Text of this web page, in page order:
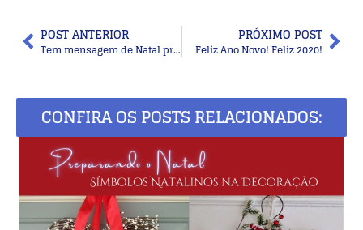
POST ANTERIOR
Tem mensagem de Natal pra você!
PRÓXIMO POST
Feliz Ano Novo! Feliz 2020!
CONFIRA OS POSTS RELACIONADOS: